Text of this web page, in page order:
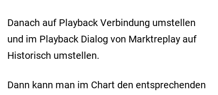
Danach auf Playback Verbindung umstellen
und im Playback Dialog von Marktreplay auf
Historisch umstellen.
Dann kann man im Chart den entsprechenden